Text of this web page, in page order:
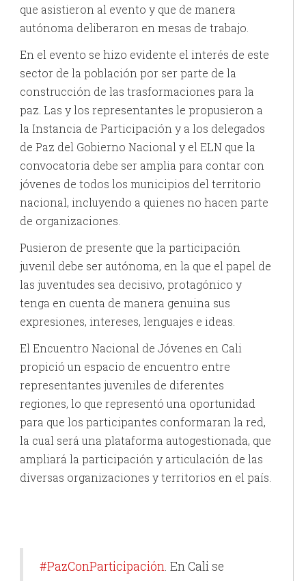
que asistieron al evento y que de manera
autónoma deliberaron en mesas de trabajo.
En el evento se hizo evidente el interés de este
sector de la población por ser parte de la
construcción de las trasformaciones para la
paz. Las y los representantes le propusieron a
la Instancia de Participación y a los delegados
de Paz del Gobierno Nacional y el ELN que la
convocatoria debe ser amplia para contar con
jóvenes de todos los municipios del territorio
nacional, incluyendo a quienes no hacen parte
de organizaciones.
Pusieron de presente que la participación
juvenil debe ser autónoma, en la que el papel de
las juventudes sea decisivo, protagónico y
tenga en cuenta de manera genuina sus
expresiones, intereses, lenguajes e ideas.
El Encuentro Nacional de Jóvenes en Cali
propició un espacio de encuentro entre
representantes juveniles de diferentes
regiones, lo que representó una oportunidad
para que los participantes conformaran la red,
la cual será una plataforma autogestionada, que
ampliará la participación y articulación de las
diversas organizaciones y territorios en el país.
#PazConParticipación. En Cali se